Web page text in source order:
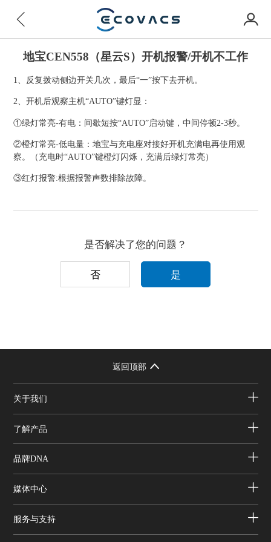
地宝CEN558（星云S）开机报警/开机不工作
1、反复拨动侧边开关几次，最后“一”按下去开机。
2、开机后观察主机“AUTO”键灯显：
①绿灯常亮-有电：间歇短按“AUTO”启动键，中间停顿2-3秒。
②橙灯常亮-低电量：地宝与充电座对接好开机充满电再使用观
察。（充电时“AUTO”键橙灯闪烁，充满后绿灯常亮）
③红灯报警:根据报警声数排除故障。
是否解决了您的问题？
否 是
返回顶部
关于我们
了解产品
品牌DNA
媒体中心
服务与支持